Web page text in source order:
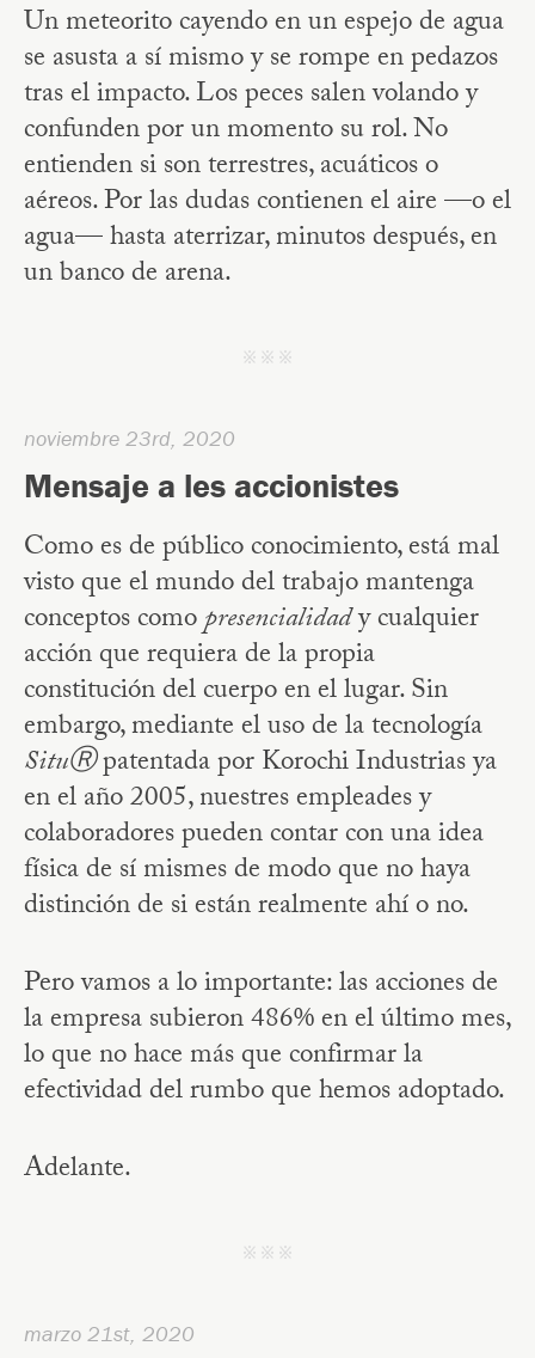
Un meteorito cayendo en un espejo de agua
se asusta a sí mismo y se rompe en pedazos
tras el impacto. Los peces salen volando y
confunden por un momento su rol. No
entienden si son terrestres, acuáticos o
aéreos. Por las dudas contienen el aire —o el
agua— hasta aterrizar, minutos después, en
un banco de arena.
j j j
noviembre 23rd, 2020
Mensaje a les accionistes
Como es de público conocimiento, está mal
visto que el mundo del trabajo mantenga
conceptos comopresencialidady cualquier
acción que requiera de la propia
constitución del cuerpo en el lugar. Sin
embargo, mediante el uso de la tecnología
SituⓇpatentada por Korochi Industrias ya
en el año 2005, nuestres empleades y
colaboradores pueden contar con una idea
física de sí mismes de modo que no haya
distinción de si están realmente ahí o no.
Pero vamos a lo importante: las acciones de
la empresa subieron 486% en el último mes,
lo que no hace más que confirmar la
efectividad del rumbo que hemos adoptado.
Adelante.
j j j
marzo 21st, 2020